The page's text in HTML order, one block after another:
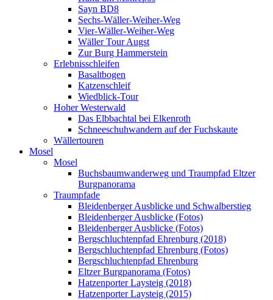
Sayn BD8
Sechs-Wäller-Weiher-Weg
Vier-Wäller-Weiher-Weg
Wäller Tour Augst
Zur Burg Hammerstein
Erlebnisschleifen
Basaltbogen
Katzenschleif
Wiedblick-Tour
Hoher Westerwald
Das Elbbachtal bei Elkenroth
Schneeschuhwandern auf der Fuchskaute
Wällertouren
Mosel
Mosel
Buchsbaumwanderweg und Traumpfad Eltzer
Burgpanorama
Traumpfade
Bleidenberger Ausblicke und Schwalberstieg
Bleidenberger Ausblicke (Fotos)
Bleidenberger Ausblicke (Fotos)
Bergschluchtenpfad Ehrenburg (2018)
Bergschluchtenpfad Ehrenburg (Fotos)
Bergschluchtenpfad Ehrenburg
Eltzer Burgpanorama (Fotos)
Hatzenporter Laysteig (2018)
Hatzenporter Laysteig (2015)